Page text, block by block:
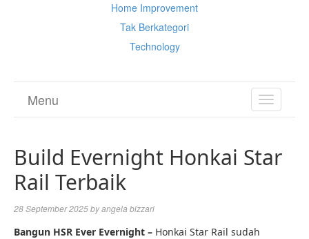
Home Improvement
Tak Berkategori
Technology
TOGGLE
Menu
Build Evernight Honkai Star
Rail Terbaik
28 September 2025byangela bizzari
Bangun HSR Ever Evernight – Honkai Star Rail sudah